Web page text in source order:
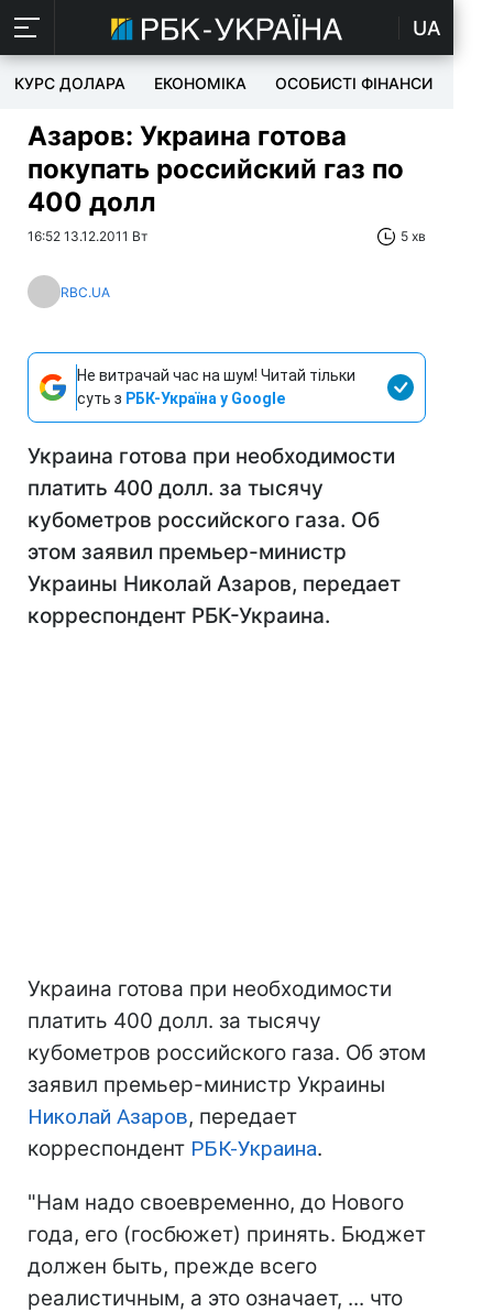
UA
КУРС ДОЛАРА ЕКОНОМІКА ОСОБИСТІ ФІНАНСИ
Азаров: Украина готова
покупать российский газ по
400 долл
16:52 13.12.2011 Вт 5 хв
RBC.UA
Не витрачай час на шум! Читай тільки
суть з РБК-Україна у Google
Украина готова при необходимости
платить 400 долл. за тысячу
кубометров российского газа. Об
этом заявил премьер-министр
Украины Николай Азаров, передает
корреспондент РБК-Украина.
Украина готова при необходимости
платить 400 долл. за тысячу
кубометров российского газа. Об этом
заявил премьер-министр Украины
Николай Азаров, передает
корреспондент РБК-Украина.
"Нам надо своевременно, до Нового
года, его (госбюжет) принять. Бюджет
должен быть, прежде всего
реалистичным, а это означает, ... что